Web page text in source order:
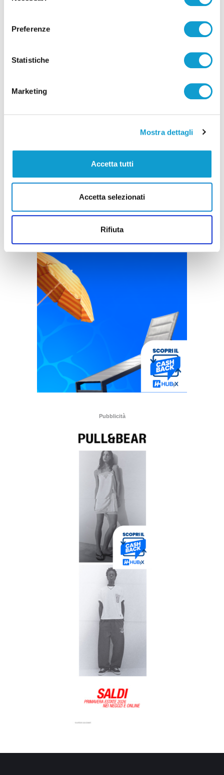
Preferenze
Statistiche
Marketing
Mostra dettagli
Accetta tutti
Accetta selezionati
Rifiuta
di Rossella Luciani
Pubblicità